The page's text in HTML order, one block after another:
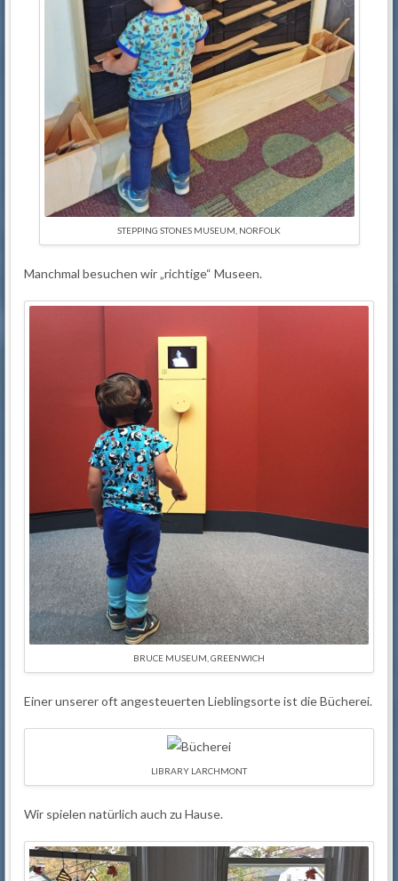
STEPPING STONES MUSEUM, NORFOLK
Manchmal besuchen wir „richtige“ Museen.
BRUCE MUSEUM, GREENWICH
Einer unserer oft angesteuerten Lieblingsorte ist die Bücherei.
LIBRARY LARCHMONT
Wir spielen natürlich auch zu Hause.